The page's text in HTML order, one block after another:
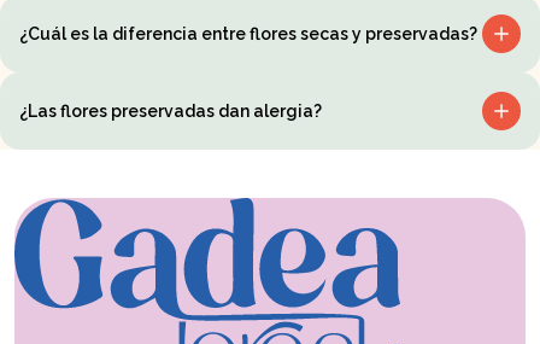
¿Cuál es la diferencia entre flores secas y preservadas?
¿Las flores preservadas dan alergia?